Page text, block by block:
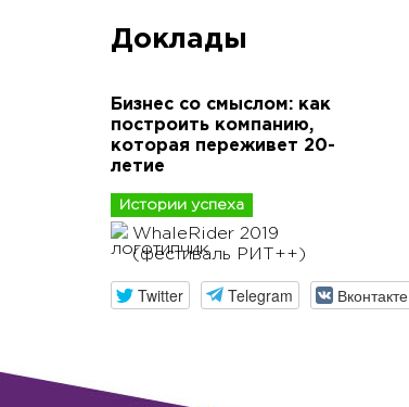
Доклады
Бизнес со смыслом: как
построить компанию,
которая переживет 20-
летие
Истории успеха
WhaleRider 2019
(фестиваль РИТ++)
Twitter Telegram Вконтакте